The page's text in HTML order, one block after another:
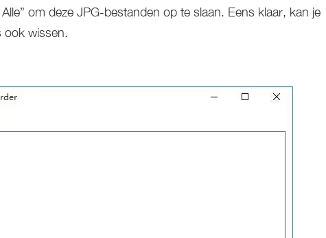
om deze JPG-bestanden op te slaan. Eens klaar, kan je
ook wissen.